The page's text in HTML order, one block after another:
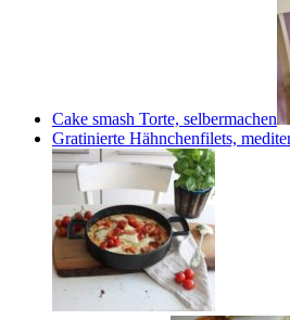
Cake smash Torte, selbermachen
Gratinierte Hähnchenfilets,